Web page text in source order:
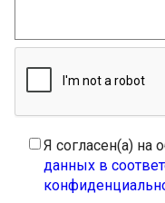
Я согласен(а) на
данных в